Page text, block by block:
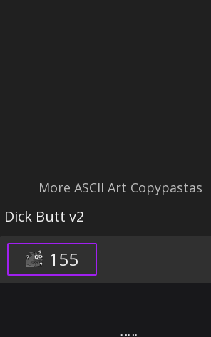
More ASCII Art Copypastas
Dick Butt v2
155